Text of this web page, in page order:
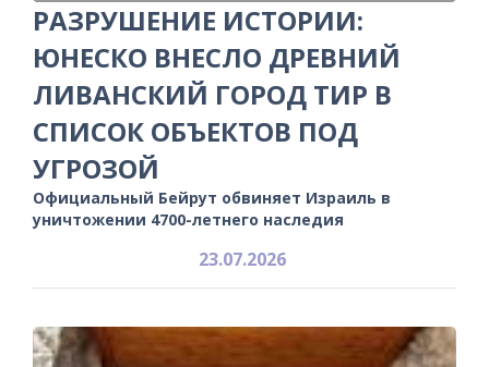
РАЗРУШЕНИЕ ИСТОРИИ:
ЮНЕСКО ВНЕСЛО ДРЕВНИЙ
ЛИВАНСКИЙ ГОРОД ТИР В
СПИСОК ОБЪЕКТОВ ПОД
УГРОЗОЙ
Официальный Бейрут обвиняет Израиль в
уничтожении 4700-летнего наследия
23.07.2026